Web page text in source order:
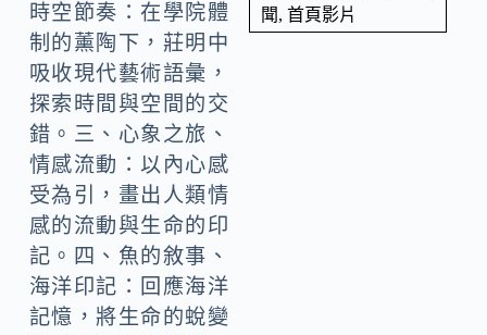
時空節奏：在學院體
制的薰陶下，莊明中
吸收現代藝術語彙，
探索時間與空間的交
錯。三、心象之旅、
情感流動：以內心感
受為引，畫出人類情
感的流動與生命的印
記。四、魚的敘事、
海洋印記：回應海洋
記憶，將生命的蛻變
聞, 首頁影片